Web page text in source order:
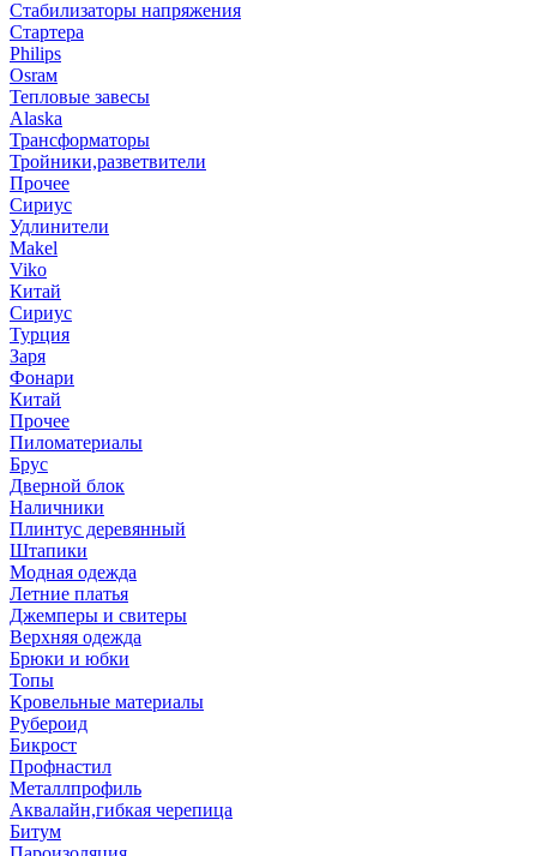
Стабилизаторы напряжения
Стартера
Philips
Оsrам
Тепловые завесы
Alaska
Трансформаторы
Тройники,разветвители
Прочее
Сириус
Удлинители
Makel
Viko
Китай
Сириус
Турция
Заря
Фонари
Китай
Прочее
Пиломатериалы
Брус
Дверной блок
Наличники
Плинтус деревянный
Штапики
Модная одежда
Летние платья
Джемперы и свитеры
Верхняя одежда
Брюки и юбки
Топы
Кровельные материалы
Рубероид
Бикрост
Профнастил
Металлпрофиль
Аквалайн,гибкая черепица
Битум